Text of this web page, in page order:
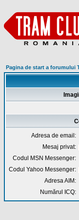
Pagina de start a forumului
Adresa de email:
Mesaj privat:
Codul MSN Messenger:
Codul Yahoo Messenger:
Adresa AIM:
Numărul ICQ: